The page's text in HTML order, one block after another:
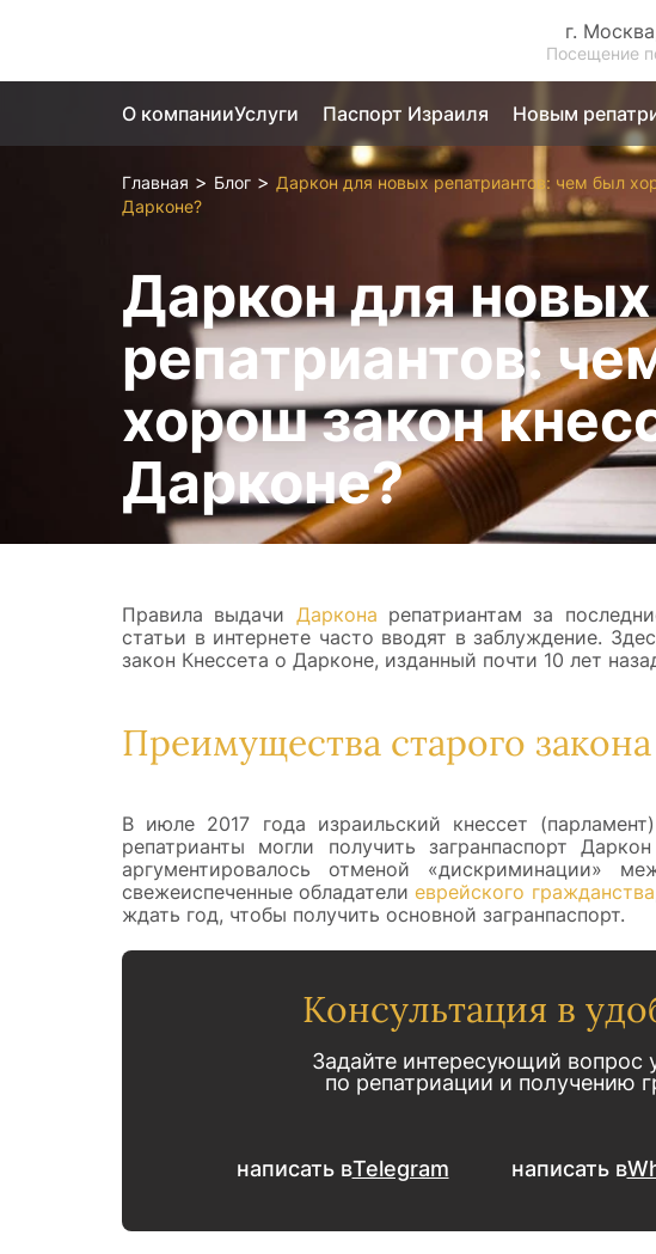
г.
Посещение
О компанииУслуги Паспорт Израиля Новым
Главная > Блог > Даркон для новых репатриантов: чем был
Дарконе?
Даркон для новых
репатриантов:
хорош закон
Дарконе?
Правила выдачи Даркона репатриантам за
статьи в интернете часто вводят в заблуждение.
закон Кнессета о Дарконе, изданный почти 10 лет
Преимущества старого закона
В июле 2017 года израильский кнессет
репатрианты могли получить загранпаспорт
аргументировалось отменой «дискриминации»
свежеиспеченные обладателиеврейского гражданства
ждать год, чтобы получить основной загранпаспорт.
Консультация в
Задайте интересующий вопрос
по репатриации и получению
написать вTelegram написать в